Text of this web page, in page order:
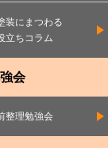
装にまつわる
立ちコラム
会
整理勉強会